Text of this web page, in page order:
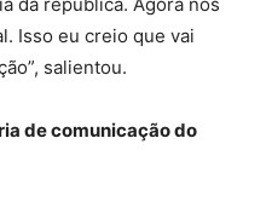
Isso eu creio que vai
salientou.
de comunicação do